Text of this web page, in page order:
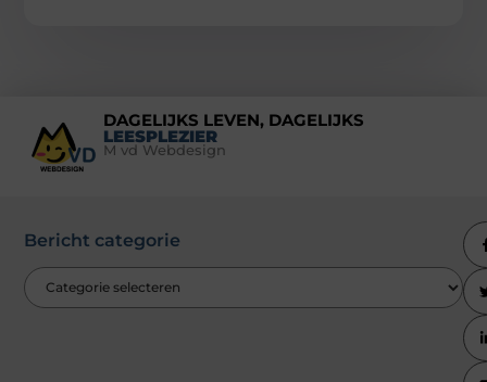
DAGELIJKS LEVEN, DAGELIJKS
LEESPLEZIER
M vd Webdesign
Bericht categorie